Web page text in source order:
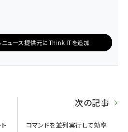
ニュース提供元にThink ITを追加
次の記事
コマンドを並列実行して効率